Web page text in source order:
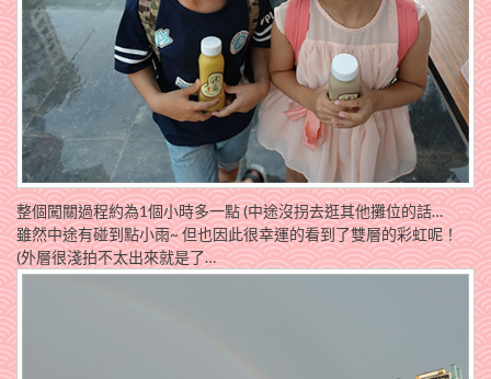
整個闖關過程約為1個小時多一點 (中途沒拐去逛其他攤位的話…
雖然中途有碰到點小雨~ 但也因此很幸運的看到了雙層的彩虹呢！
(外層很淺拍不太出來就是了…